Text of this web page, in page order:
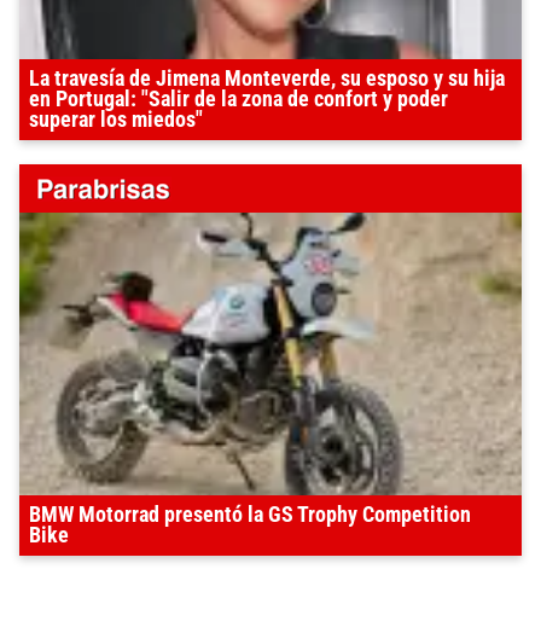
La travesía de Jimena Monteverde, su esposo y su hija
en Portugal: "Salir de la zona de confort y poder
superar los miedos"
BMW Motorrad presentó la GS Trophy Competition
Bike